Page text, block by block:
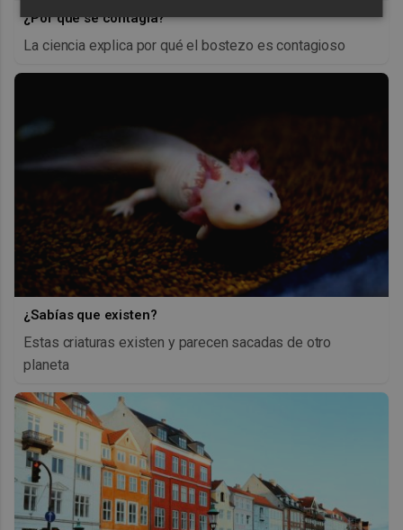
¿Por qué se contagia?
La ciencia explica por qué el bostezo es contagioso
¿Sabías que existen?
Estas criaturas existen y parecen sacadas de otro
planeta